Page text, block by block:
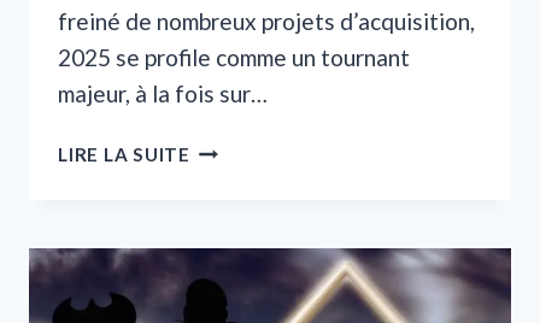
freiné de nombreux projets d’acquisition,
2025 se profile comme un tournant
majeur, à la fois sur…
LIRE LA SUITE PROPRIÉTAIRES
GRANDS